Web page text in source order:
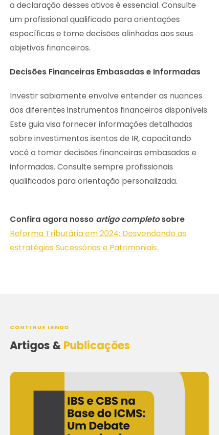
a declaração desses ativos é essencial. Consulte
um profissional qualificado para orientações
específicas e tome decisões alinhadas aos seus
objetivos financeiros.
Decisões Financeiras Embasadas e Informadas
Investir sabiamente envolve entender as nuances
dos diferentes instrumentos financeiros disponíveis.
Este guia visa fornecer informações detalhadas
sobre investimentos isentos de IR, capacitando
você a tomar decisões financeiras embasadas e
informadas. Consulte sempre profissionais
qualificados para orientação personalizada.
Confira agora nosso artigo completosobre
Reforma Tributária em 2024: Desvendando as
estratégias Sucessórias e Patrimoniais.
CONTINUE LENDO
Artigos &Publicações